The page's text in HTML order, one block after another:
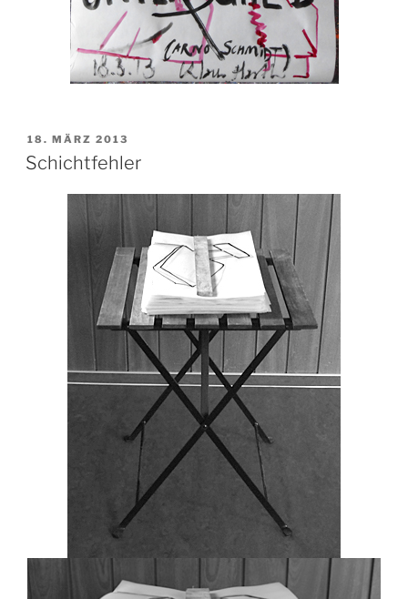
VERÖFFENTLICHT
AM
18. MÄRZ 2013
Schichtfehler